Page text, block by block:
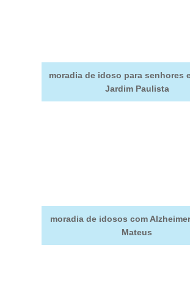
moradia de idoso para senhores
Jardim Paulista
moradia de idosos com
Mateus